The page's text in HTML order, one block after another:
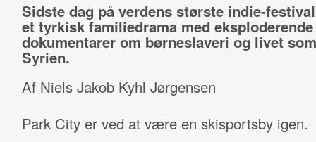
Sidste dag på verdens største indie-
et tyrkisk familiedrama med
dokumentarer om børneslaveri og livet
Syrien.
Af Niels Jakob Kyhl Jørgensen
Park City er ved at være en skisportsby igen.